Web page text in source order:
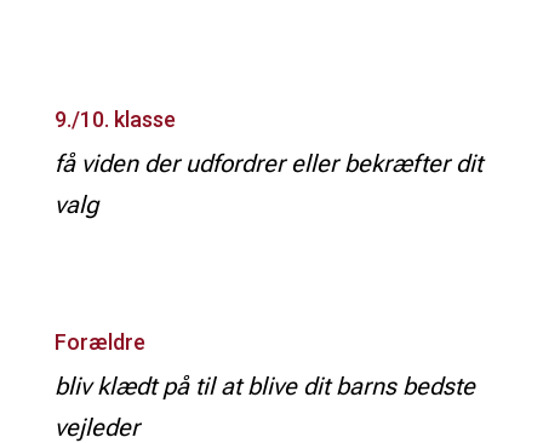
9./10. klasse
få viden der udfordrer eller bekræfter dit
valg
Forældre
bliv klædt på til at blive dit barns bedste
vejleder